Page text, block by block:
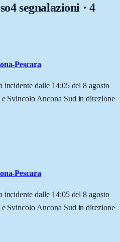
4 segnalazioni · 4
Pescara
incidente dalle 14:05 del 8 agosto
Svincolo Ancona Sud in direzione
Pescara
incidente dalle 14:05 del 8 agosto
Svincolo Ancona Sud in direzione